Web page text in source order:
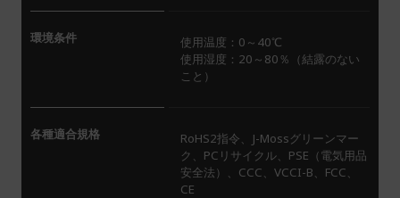
環境条件
使用温度：0～40℃
使用湿度：20～80％（結露のない
こと）
各種適合規格
RoHS2指令、J-Mossグリーンマー
ク、PCリサイクル、PSE（電気用品
安全法）、CCC、VCCI-B、FCC、
CE